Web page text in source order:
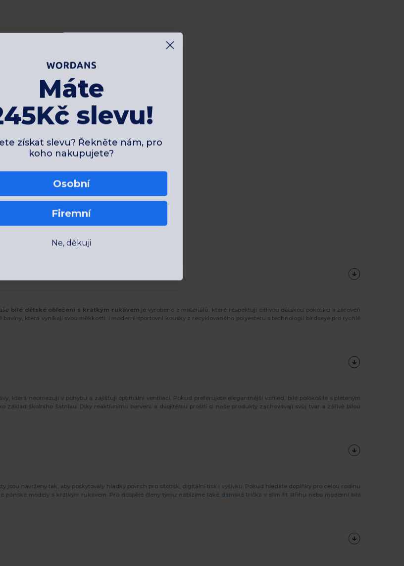
bílé dětské oblečení s krátkým rukávem je vyrobeno z materiálů, které respektují citlivou dětskou pokožku a zároveň
která vynikají svou měkkostí, i moderní sportovní kousky z recyklovaného polyesteru s technologií birdseye pro rychlé
která neomezují v pohybu a zajišťují optimální ventilaci. Pokud preferujete elegantnější vzhled, bílé polokošile s pleteným
základ školního šatníku. Díky reaktivnímu barvení a dvojitému prošití si naše produkty zachovávají svůj tvar a zářivě bílou
jsou navrženy tak, aby poskytovaly hladký povrch pro sítotisk, digitální tisk i výšivku. Pokud hledáte doplňky pro celou rodinu
pánské modely s krátkým rukávem . Pro dospělé členy týmu nabízíme také dámská trička v slim fit střihu nebo moderní bílá
Máte
slevu!
získat slevu? Řekněte nám, pro
koho nakupujete?
Osobní
Firemní
Ne, děkuji